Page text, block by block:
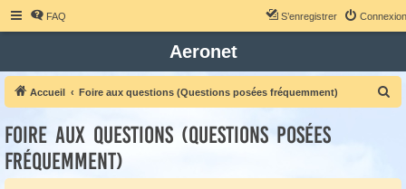
FAQ Connexion
S’enregistrer
Aeronet
Accueil Foire aux questions (Questions posées fréquemment)
e
Foire aux questions (Questions posées
fréquemment)